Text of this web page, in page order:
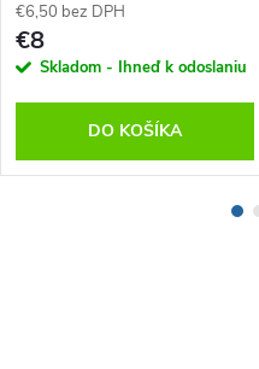
€6,50 bez DPH
€8
Skladom - Ihneď k odoslaniu
DO KOŠÍKA